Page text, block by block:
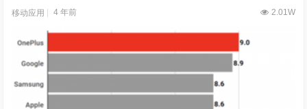
移动应用 4 年前 2.01W